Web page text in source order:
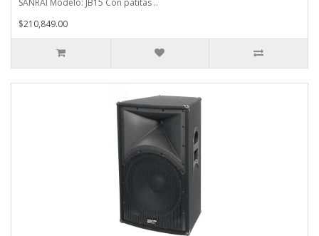
SANRAI Modelo: JB15 Con patitas ..
$210,849.00